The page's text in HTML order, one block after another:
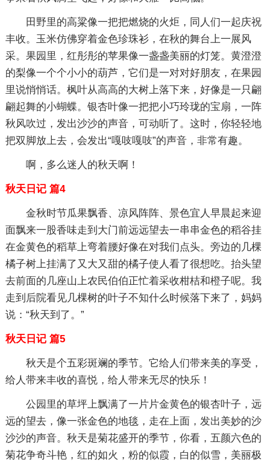
田野里的高粱像一把把燃烧的火炬，同人们一起庆祝
丰收。玉米仿佛穿着金色珍珠衫，在秋的舞台上一展风
采。果园里，红彤彤的苹果像一盏盏美丽的灯笼。黄澄澄
的梨像一个个小小的葫芦，它们是一对对好朋友，在果园
里说悄悄话。枫叶从高高的大树上落下来，好像是一只翩
翩起舞的小蝴蝶。银杏叶像一把把小巧玲珑的宝扇，一阵
秋风吹过，发出沙沙的声音，可动听了。这时，你轻轻地
把双脚放上去，会发出“嘎吱嘎吱”的声音，非常有趣。
啊，多么迷人的秋天啊！
秋天日记 篇4
金秋时节瓜果飘香、凉风阵阵、景色宜人早晨起来迎
面飘来一股香味走到大门前远远望去一串串金色的稻谷挂
在金黄色的稻草上弯着腰好像在对我们点头。旁边的几棵
橘子树上挂满了又大又甜的橘子使人看了很想吃。抬头望
去前面的几座山上农民伯伯正忙着采收柑桔和橙子呢。我
走到后院看见几棵树的叶子不知什么时候落下来了，妈妈
说：“秋天到了。”
秋天日记 篇5
秋天是个五彩斑斓的季节。它给人们带来美的享受，
给人带来丰收的喜悦，给人带来无尽的快乐！
公园里的草坪上飘满了一片片金黄色的银杏叶子，远
远的望去，像一张金色的地毯，走在上面，发出美妙的沙
沙沙的声音。秋天是菊花盛开的季节，你看，五颜六色的
菊花争奇斗艳，红的如火，粉的似霞，白的似雪，美丽极